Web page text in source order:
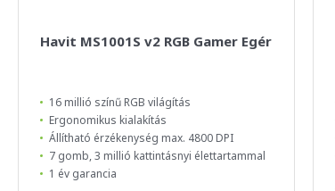
Havit MS1001S v2 RGB Gamer Egér
16 millió színű RGB világítás
Ergonomikus kialakítás
Állítható érzékenység max. 4800 DPI
7 gomb, 3 millió kattintásnyi élettartammal
1 év garancia